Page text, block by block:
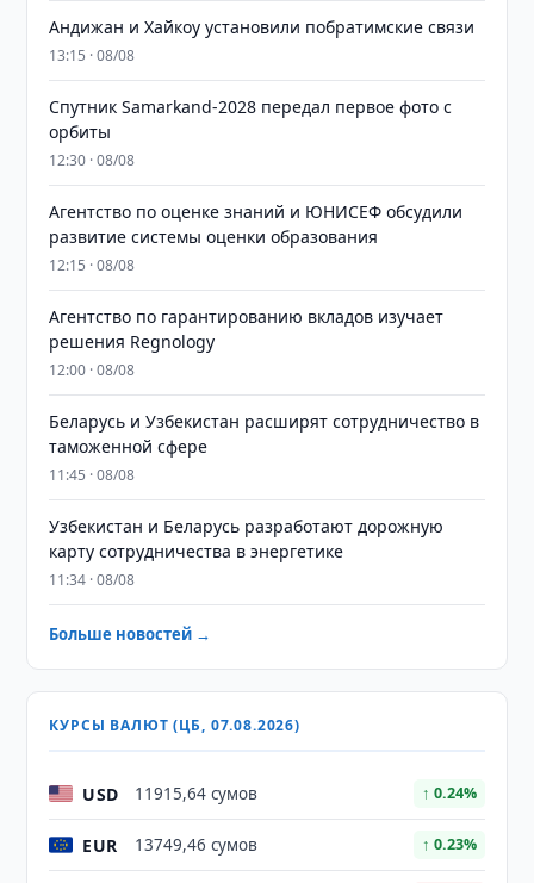
Андижан и Хайкоу установили побратимские связи
13:15 · 08/08
Спутник Samarkand-2028 передал первое фото с
орбиты
12:30 · 08/08
Агентство по оценке знаний и ЮНИСЕФ обсудили
развитие системы оценки образования
12:15 · 08/08
Агентство по гарантированию вкладов изучает
решения Regnology
12:00 · 08/08
Беларусь и Узбекистан расширят сотрудничество в
таможенной сфере
11:45 · 08/08
Узбекистан и Беларусь разработают дорожную
карту сотрудничества в энергетике
11:34 · 08/08
Больше новостей →
КУРСЫ ВАЛЮТ (ЦБ, 07.08.2026)
USD 11915,64 сумов ↑ 0.24%
EUR 13749,46 сумов ↑ 0.23%